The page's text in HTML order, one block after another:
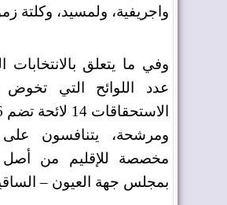
واجريفية، ولمسيد، وكلتة
وفي ما يتعلق بالانتخابات
عدد اللوائح التي
بمجلس جهة العيون –